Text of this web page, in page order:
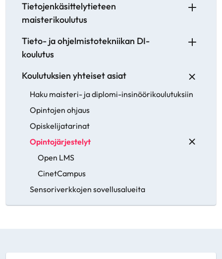
Tietojenkäsittelytieteen
maisterikoulutus
Tieto- ja ohjelmistotekniikan DI-
koulutus
Koulutuksien yhteiset asiat
Haku maisteri- ja diplomi-insinöörikoulutuksiin
Opintojen ohjaus
Opiskelijatarinat
Opintojärjestelyt
Open LMS
CinetCampus
Sensoriverkkojen sovellusalueita